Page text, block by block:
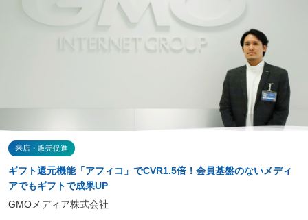
来店・販売促進
ギフト還元機能「アフィコ」でCVR1.5倍！会員基盤のないメディ
アでもギフトで成果UP
GMOメディア株式会社